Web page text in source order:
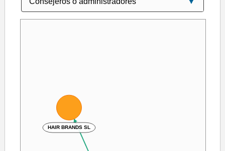
HAIR BRANDS SL